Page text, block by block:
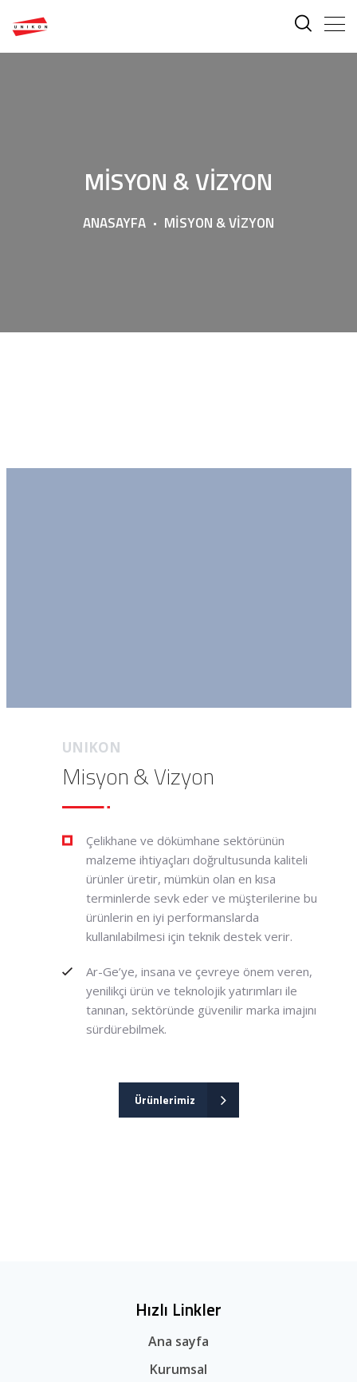
MİSYON & VİZYON
ANASAYFA MİSYON & VİZYON
UNIKON
Misyon & Vizyon
Çelikhane ve dökümhane sektörünün
malzeme ihtiyaçları doğrultusunda kaliteli
ürünler üretir, mümkün olan en kısa
terminlerde sevk eder ve müşterilerine bu
ürünlerin en iyi performanslarda
kullanılabilmesi için teknik destek verir.
Ar-Ge’ye, insana ve çevreye önem veren,
yenilikçi ürün ve teknolojik yatırımları ile
tanınan, sektöründe güvenilir marka imajını
sürdürebilmek.
Ürünlerimiz
Hızlı Linkler
Ana sayfa
Kurumsal